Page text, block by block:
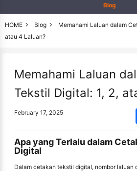
Blog
HOME Blog
Memahami Laluan dalam
atau 4 Laluan?
Memahami Laluan
Tekstil Digital: 1, 2,
February 17, 2025
Apa yang Terlalu dalam
Digital
Dalam cetakan tekstil digital, nombor laluan